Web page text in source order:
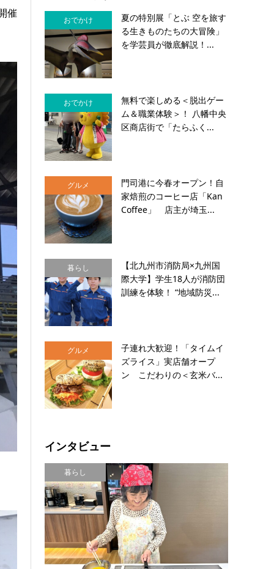
催 おでかけ
夏の特別展「とぶ 空を旅す
る生きものたちの大冒険」
を学芸員が徹底解説！...
おでかけ
無料で楽しめる＜脱出ゲー
ム＆職業体験＞！ 八幡中央
区商店街で「たらふく...
グルメ
門司港に今春オープン！自
家焙煎のコーヒー店「Kan
Coffee」 店主が埼玉...
暮らし
【北九州市消防局×九州国
際大学】学生18人が消防団
訓練を体験！ “地域防災...
グルメ
子連れ大歓迎！「タイムイ
ズライス」実店舗オープ
ン こだわりの＜玄米バ...
インタビュー
暮らし